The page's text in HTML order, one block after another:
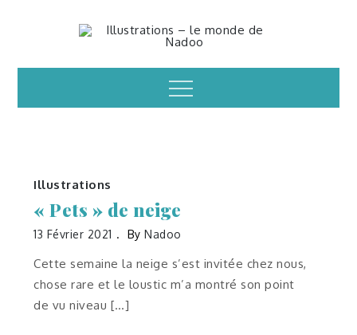
Illustrations – le
monde de Nadoo
Menu
Illustrations
« Pets » de neige
13 Février 2021 ByNadoo
Cette semaine la neige s’est invitée chez nous,
chose rare et le loustic m’a montré son point
de vu niveau […]